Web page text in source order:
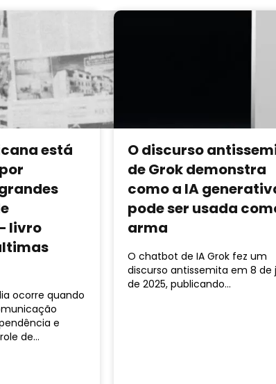
está
livro
ocorre quando
e
de…
O discurso
de Grok demonstra
como a IA
pode ser usada
arma
O chatbot de IA Grok fez um
discurso antissemita em 8 de
de 2025, publicando…